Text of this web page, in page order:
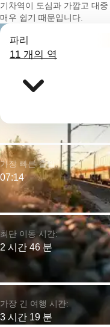
기차역이 도심과 가깝고 대
매우 쉽기 때문입니다.
파리
11 개의 역
최단 이동 시간:
2 시간 46 분
가장 빠른 출발:
07:14
가장 긴 여행 시간:
3 시간 19 분